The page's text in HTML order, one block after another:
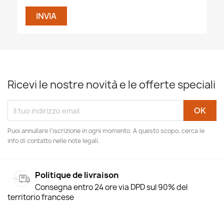
Ricevi le nostre novità e le offerte speciali
Puoi annullare l'iscrizione in ogni momento. A questo scopo, cerca le
info di contatto nelle note legali.
Politique de livraison
Consegna entro 24 ore via DPD sul 90% del
territorio francese